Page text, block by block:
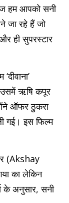
हम आपको सनी
जा रहे हैं जो
ही सुपरस्टार
ऋषि कपूर
ऑफर ठुकरा
गई। इस फिल्म
(Akshay
का लेकिन
के अनुसार, सनी